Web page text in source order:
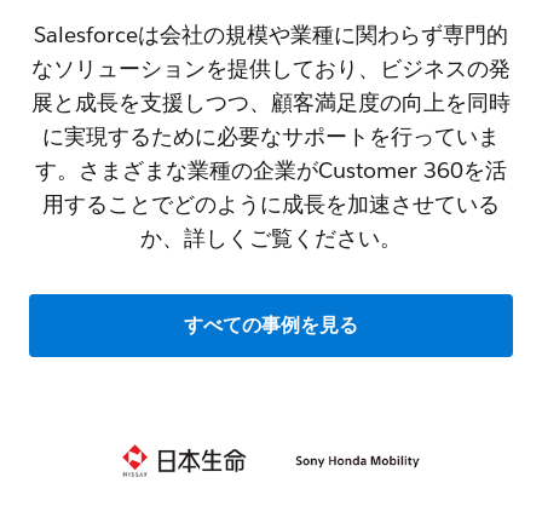
Salesforceは会社の規模や業種に関わらず専門的
なソリューションを提供しており、ビジネスの発
展と成長を支援しつつ、顧客満足度の向上を同時
に実現するために必要なサポートを行っていま
す。さまざまな業種の企業がCustomer 360を活
用することでどのように成長を加速させている
か、詳しくご覧ください。
すべての事例を見る